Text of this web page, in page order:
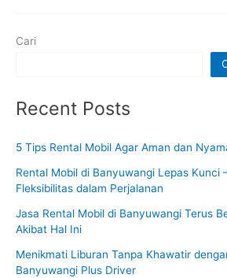
Cari
Recent Posts
5 Tips Rental Mobil Agar Aman dan
Rental Mobil di Banyuwangi Lepas Kunci
Fleksibilitas dalam Perjalanan
Jasa Rental Mobil di Banyuwangi Terus
Akibat Hal Ini
Menikmati Liburan Tanpa Khawatir
Banyuwangi Plus Driver